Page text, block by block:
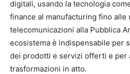
digitali, usando la tecnologia
finance al manufacturing fino alle
telecomunicazioni alla Pubblica
ecosistema è indispensabile per
dei prodotti e servizi offerti e per
trasformazioni in atto.